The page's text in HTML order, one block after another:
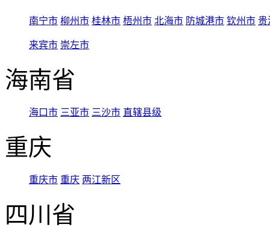
南宁市 柳州市 桂林市 梧州市 北海市 防城港市 钦州市 贵
来宾市 崇左市
海南省
海口市 三亚市 三沙市 直辖县级
重庆
重庆市 重庆 两江新区
四川省